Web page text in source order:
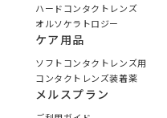
ハードコンタクトレンズ
オルソケラトロジー
ケア用品
ソフトコンタクトレンズ用
コンタクトレンズ装着薬
メルスプラン